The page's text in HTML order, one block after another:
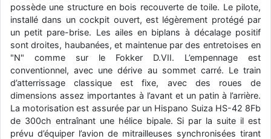
d9pouces : j'ai trouvé un palliatif un peu violent, mais ça devrait aller
un peu mieux
d9pouces: cette fois, c'est le Brésil et Singapour qui mettent le site
par terre
jericho: Ah ben je peux te confirmer que j'étais resté dans le filtre…
d9pouces: Désolé ! Mon filtrage a été un peu trop violent
manifestement
tout voir
possède une structure en bois recouverte de toile. Le pilote,
installé dans un cockpit ouvert, est légèrement protégé par
un petit pare-brise. Les ailes en biplans à décalage positif
sont droites, haubanées, et maintenue par des entretoises en
"N" comme sur le Fokker D.VII. L’empennage est
conventionnel, avec une dérive au sommet carré. Le train
d’atterrissage classique est fixe, avec des roues de
dimensions assez importantes à l’avant et un patin à l’arrière.
La motorisation est assurée par un Hispano Suiza HS-42 8Fb
de 300ch entraînant une hélice bipale. Si par la suite il est
prévu d’équiper l’avion de mitrailleuses synchronisées tirant